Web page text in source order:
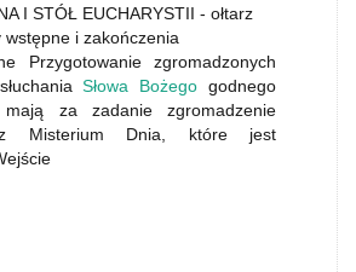
I STÓŁ EUCHARYSTII - ołtarz
i zakończenia
Przygotowanie zgromadzonych
Słowa Bożego godnego
mają za zadanie zgromadzenie
Misterium Dnia, które jest